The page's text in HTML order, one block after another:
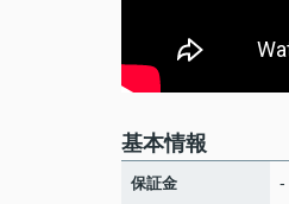
基本情報
保証金 -